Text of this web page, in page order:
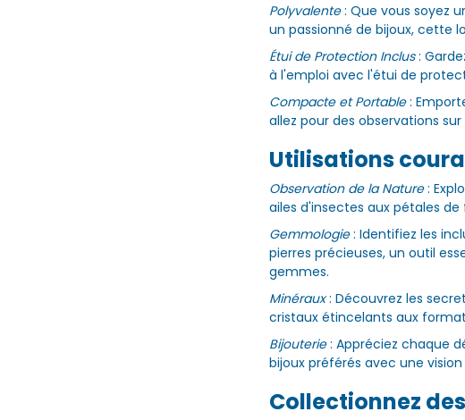
Polyvalente: Que vous soyez
un passionné de bijoux, cette
Étui de Protection Inclus:
à l'emploi avec l'étui de
Compacte et Portable:
allez pour des observations sur
Utilisations
Observation de la Nature:
ailes d'insectes aux pétales
Gemmologie: Identifiez les
pierres précieuses, un outil
gemmes.
Minéraux: Découvrez les
cristaux étincelants aux
Bijouterie: Appréciez chaque
bijoux préférés avec une
Collectionnez